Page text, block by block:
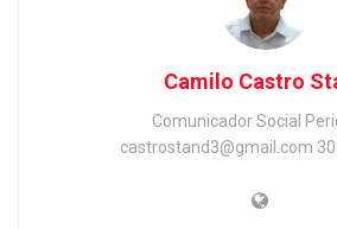
Camilo Castro
Comunicador Social
castrostand3@gmail.com